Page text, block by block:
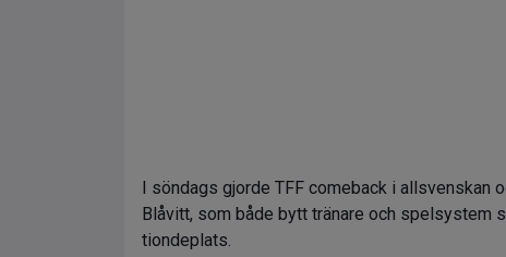
I söndags gjorde TFF comeback i allsvenskan
Blåvitt, som både bytt tränare och spelsystem
tiondeplats.